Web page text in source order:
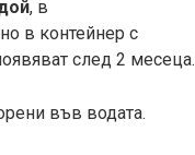
, в
в контейнер с
след 2 месеца.
във водата.